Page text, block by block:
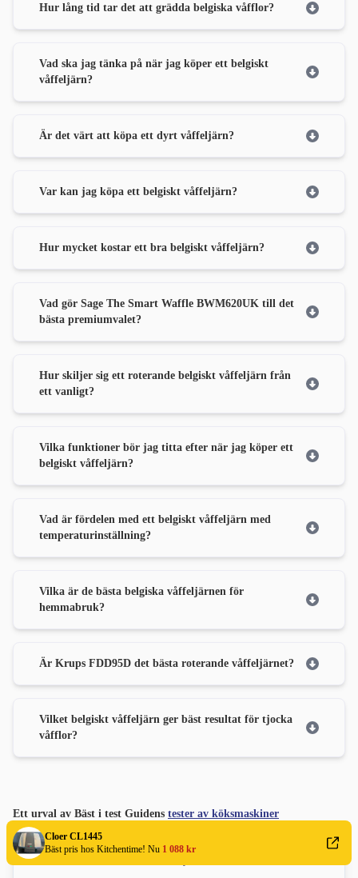
Cloer CL1445
Bäst pris hos Kitchentime! Nu 1 088 kr
Hur lång tid tar det att grädda belgiska våfflor?
Vad ska jag tänka på när jag köper ett belgiskt
våffeljärn?
Är det värt att köpa ett dyrt våffeljärn?
Var kan jag köpa ett belgiskt våffeljärn?
Hur mycket kostar ett bra belgiskt våffeljärn?
Vad gör Sage The Smart Waffle BWM620UK till det
bästa premiumvalet?
Hur skiljer sig ett roterande belgiskt våffeljärn från
ett vanligt?
Vilka funktioner bör jag titta efter när jag köper ett
belgiskt våffeljärn?
Vad är fördelen med ett belgiskt våffeljärn med
temperaturinställning?
Vilka är de bästa belgiska våffeljärnen för
hemmabruk?
Är Krups FDD95D det bästa roterande våffeljärnet?
Vilket belgiskt våffeljärn ger bäst resultat för tjocka
våfflor?
Ett urval av Bäst i test Guidens tester av köksmaskiner